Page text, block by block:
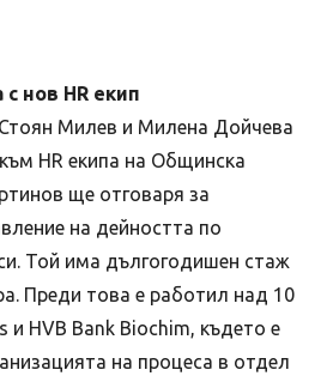
нов HR екип
Милев и Милена Дойчева
HR екипа на Общинска
ще отговаря за
на дейността по
Той има дългогодишен стаж
Преди това е работил над 10
и HVB Bank Biochim, където е
на процеса в отдел